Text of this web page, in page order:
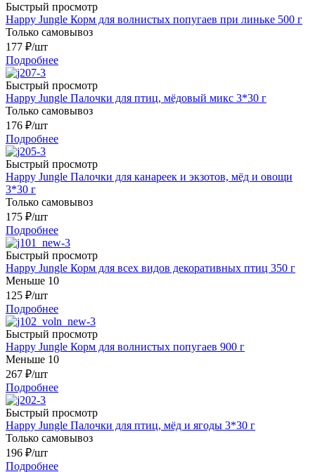
Быстрый просмотр
Happy Jungle Корм для волнистых попугаев при линьке 500 г
Только самовывоз
177 ₽/шт
Подробнее
Быстрый просмотр
Happy Jungle Палочки для птиц, мёдовый микс 3*30 г
Только самовывоз
176 ₽/шт
Подробнее
Быстрый просмотр
Happy Jungle Палочки для канареек и экзотов, мёд и овощи
3*30 г
Только самовывоз
175 ₽/шт
Подробнее
Быстрый просмотр
Happy Jungle Корм для всех видов декоративных птиц 350 г
Меньше 10
125 ₽/шт
Подробнее
Быстрый просмотр
Happy Jungle Корм для волнистых попугаев 900 г
Меньше 10
267 ₽/шт
Подробнее
Быстрый просмотр
Happy Jungle Палочки для птиц, мёд и ягоды 3*30 г
Только самовывоз
196 ₽/шт
Подробнее